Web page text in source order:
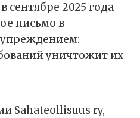
сентябре 2025 года
письмо в
уничтожит их
Sahateollisuus ry,